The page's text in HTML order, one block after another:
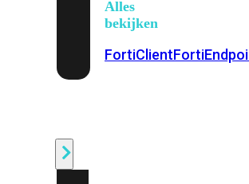
Alles
bekijken
FortiClient